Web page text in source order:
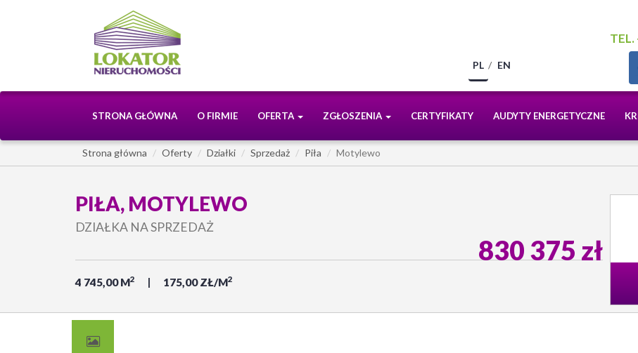
PL EN
STRONA GŁÓWNA O FIRMIE OFERTA ZGŁOSZENIA CERTYFIKATY AUDYTY ENERGETYCZNE
Strona główna Oferty Działki Sprzedaż Piła Motylewo
PIŁA, MOTYLEWO
DZIAŁKA NA SPRZEDAŻ
4 745,00 M2 175,00 ZŁ/M2
830 375 zł